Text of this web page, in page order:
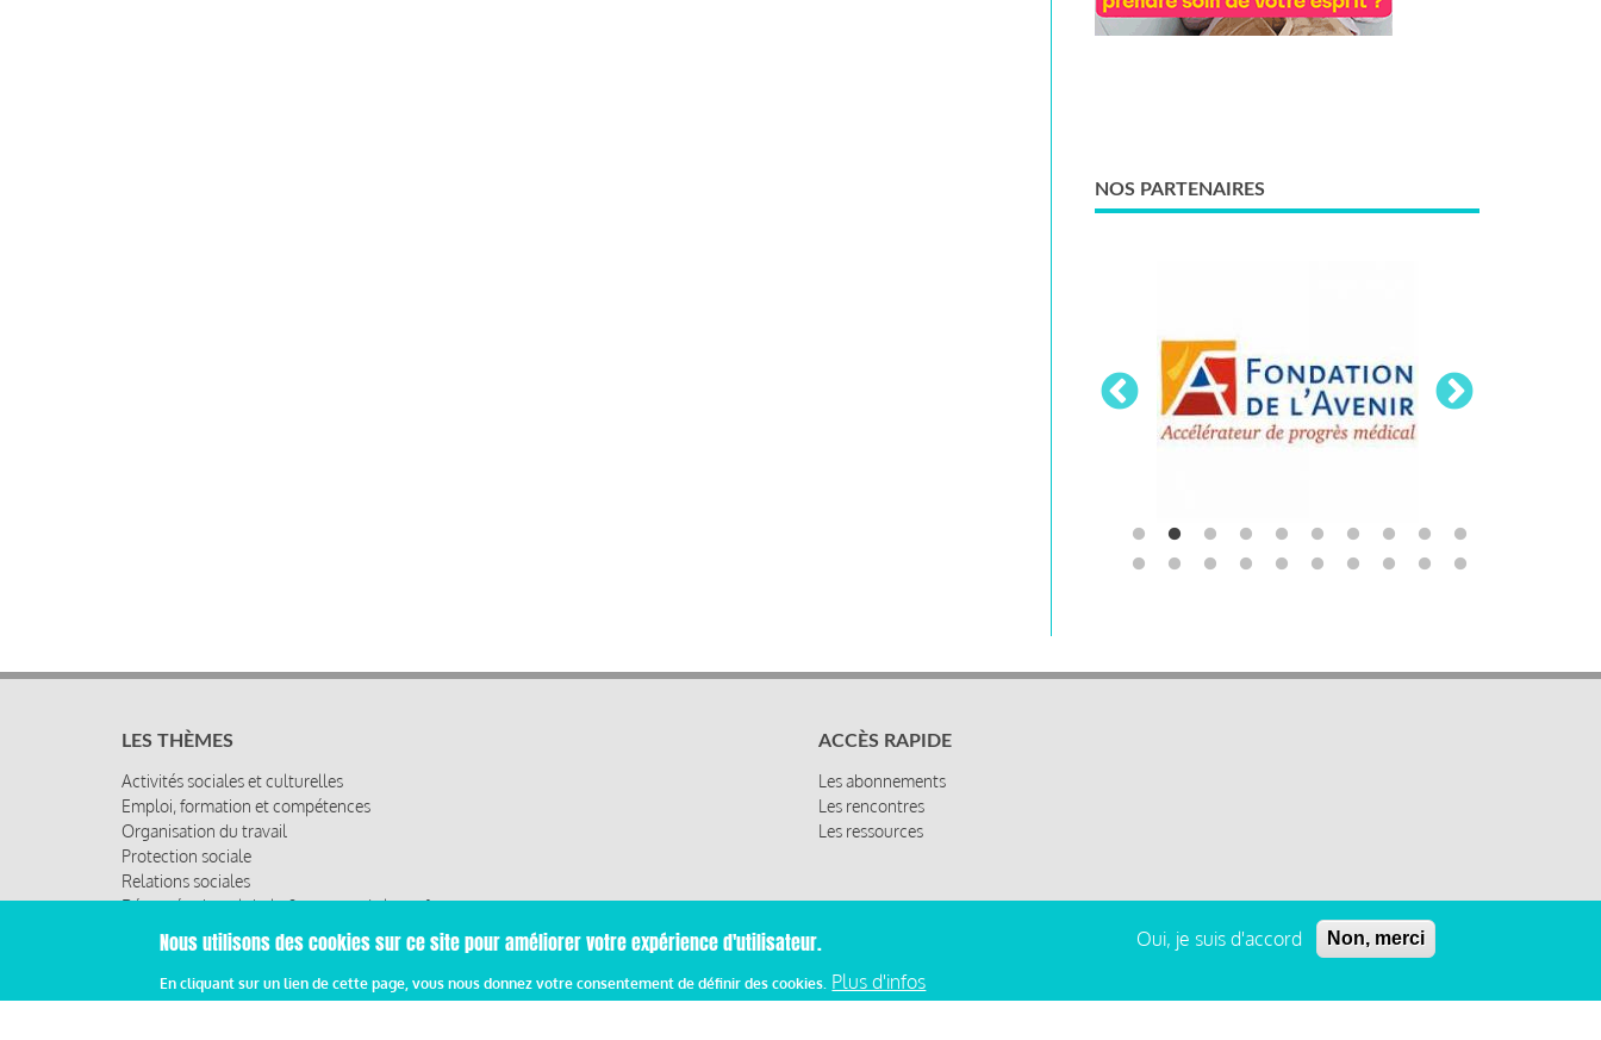
NOS PARTENAIRES
LES THÈMES
Activités sociales et culturelles
Emploi, formation et compétences
Organisation du travail
Protection sociale
Relations sociales
Rémunération globale & partage de la performance
Santé au travail
Vie économique, RSE & solidarité
ACCÈS RAPIDE
Les abonnements
Les rencontres
Les ressources
Nous utilisons des cookies sur ce site pour améliorer votre expérience d'utilisateur.
En cliquant sur un lien de cette page, vous nous donnez votre consentement de définir des cookies. Plus d'infos
Oui, je suis d'accord Non, merci